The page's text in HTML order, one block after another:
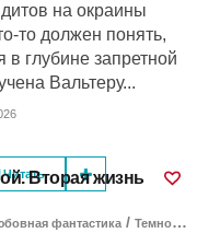
на окраины
то должен понять,
в глубине запретной
Вальтеру...
ЧитатьВторая жизнь
фантастика / Темное фэнтези